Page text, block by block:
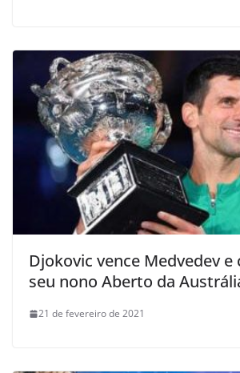
Djokovic vence Medvedev
seu nono Aberto da
21 de fevereiro de 2021